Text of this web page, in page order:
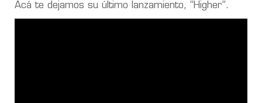
Acá te dejamos su último lanzamiento, “Higher”.